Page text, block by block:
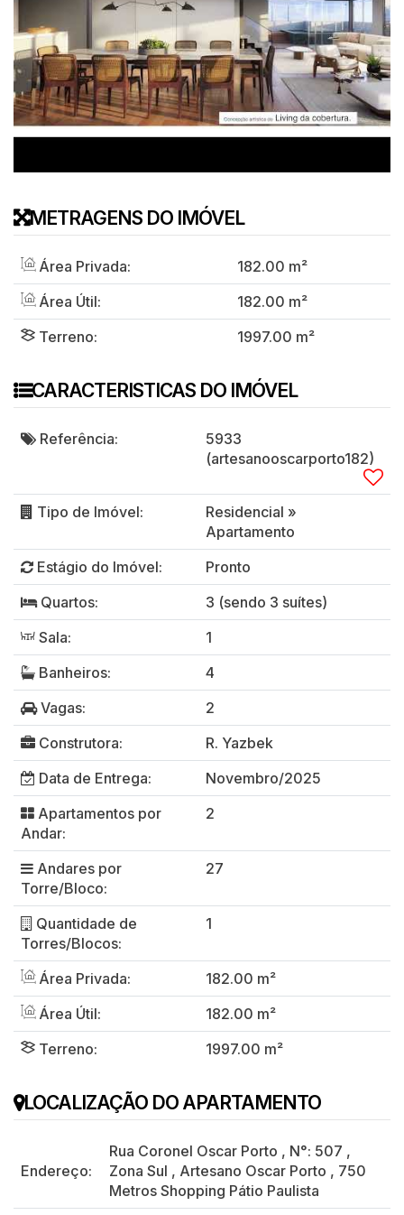
METRAGENS DO IMÓVEL
Área Privada: 182.00 m²
Área Útil:
182.00 m²
Terreno:
1997.00 m²
CARACTERISTICAS DO IMÓVEL
Referência:
5933
(artesanooscarporto182)
Tipo de Imóvel: Residencial »
Apartamento
Estágio do Imóvel:
Pronto
Quartos:
3 (sendo 3 suítes)
Sala:
1
Banheiros:
4
Vagas:
2
Construtora:
R. Yazbek
Data de Entrega:
Novembro/2025
Apartamentos por
Andar:
2
Andares por
Torre/Bloco:
27
Quantidade de
Torres/Blocos:
1
Área Privada:
182.00 m²
Área Útil:
182.00 m²
Terreno:
1997.00 m²
LOCALIZAÇÃO DO APARTAMENTO
Endereço:
Rua Coronel Oscar Porto , N°: 507 ,
Zona Sul , Artesano Oscar Porto , 750
Metros Shopping Pátio Paulista